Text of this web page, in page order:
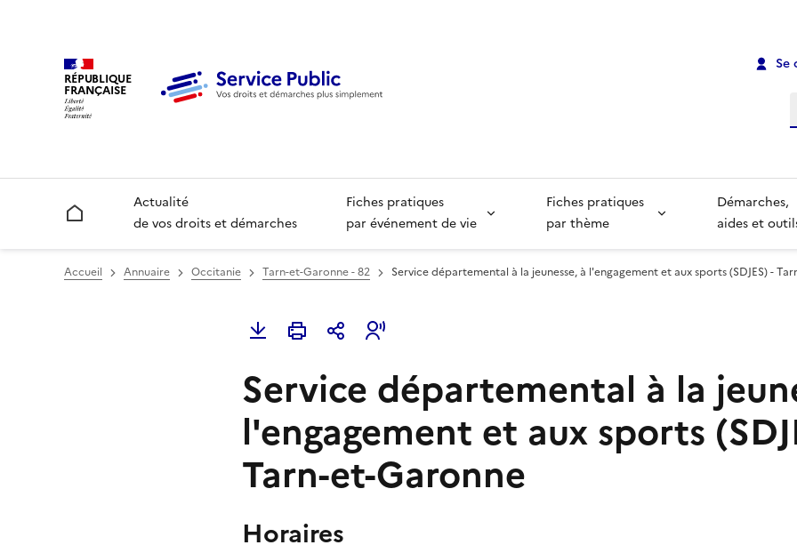
RÉPUBLIQUE
FRANÇAISE
Se
Accueil
Actualité
de vos droits et démarches
Fiches pratiques
par événement de vie
Fiches pratiques
par thème
Démarches,
aides et
Accueil Annuaire Occitanie Tarn-et-Garonne - 82 Service départemental à la jeunesse, à l'engagement et aux sports (SDJES) -
Service départemental à la
l'engagement et aux sports
Tarn-et-Garonne
Horaires